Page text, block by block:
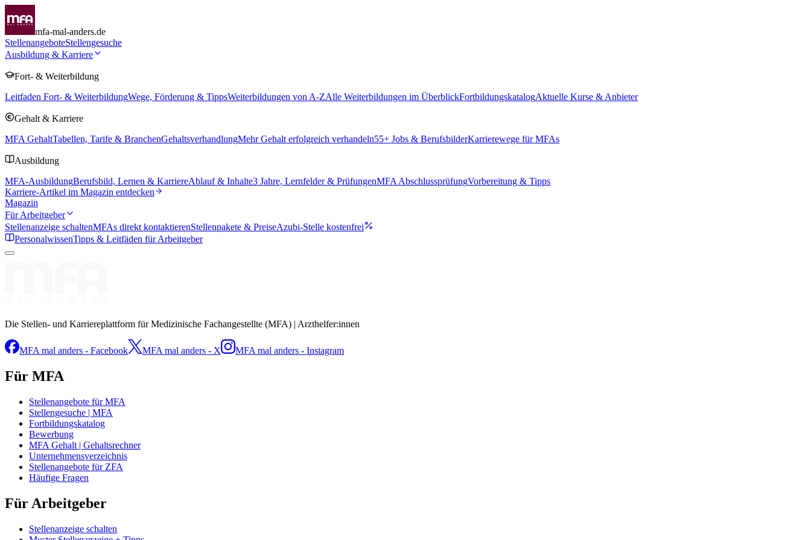
mfa-mal-anders.de
StellenangeboteStellengesuche
Ausbildung & Karriere
Fort- & Weiterbildung
Leitfaden Fort- & WeiterbildungWege, Förderung & TippsWeiterbildungen von A-ZAlle Weiterbildungen im ÜberblickFortbildungskatalogAktuelle Kurse & Anbieter
Gehalt & Karriere
MFA GehaltTabellen, Tarife & BranchenGehaltsverhandlungMehr Gehalt erfolgreich verhandeln55+ Jobs & BerufsbilderKarrierewege für MFAs
Ausbildung
MFA-AusbildungBerufsbild, Lernen & KarriereAblauf & Inhalte3 Jahre, Lernfelder & PrüfungenMFA AbschlussprüfungVorbereitung & Tipps
Karriere-Artikel im Magazin entdecken
Magazin
Für Arbeitgeber
Stellenanzeige schaltenMFAs direkt kontaktierenStellenpakete & PreiseAzubi-Stelle kostenfrei
PersonalwissenTipps & Leitfäden für Arbeitgeber
Die Stellen- und Karriereplattform für Medizinische Fachangestellte (MFA) | Arzthelfer:innen
MFA mal anders - Facebook MFA mal anders - X MFA mal anders - Instagram
Für MFA
Stellenangebote für MFA
Stellengesuche | MFA
Fortbildungskatalog
Bewerbung
MFA Gehalt | Gehaltsrechner
Unternehmensverzeichnis
Stellenangebote für ZFA
Häufige Fragen
Für Arbeitgeber
Stellenanzeige schalten